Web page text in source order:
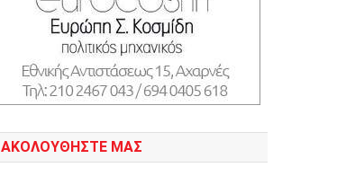
ΑΚΟΛΟΥΘΉΣΤΕ ΜΑΣ